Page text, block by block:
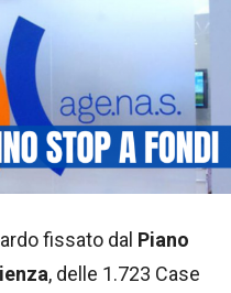
fissato dal Piano
, delle 1.723 Case